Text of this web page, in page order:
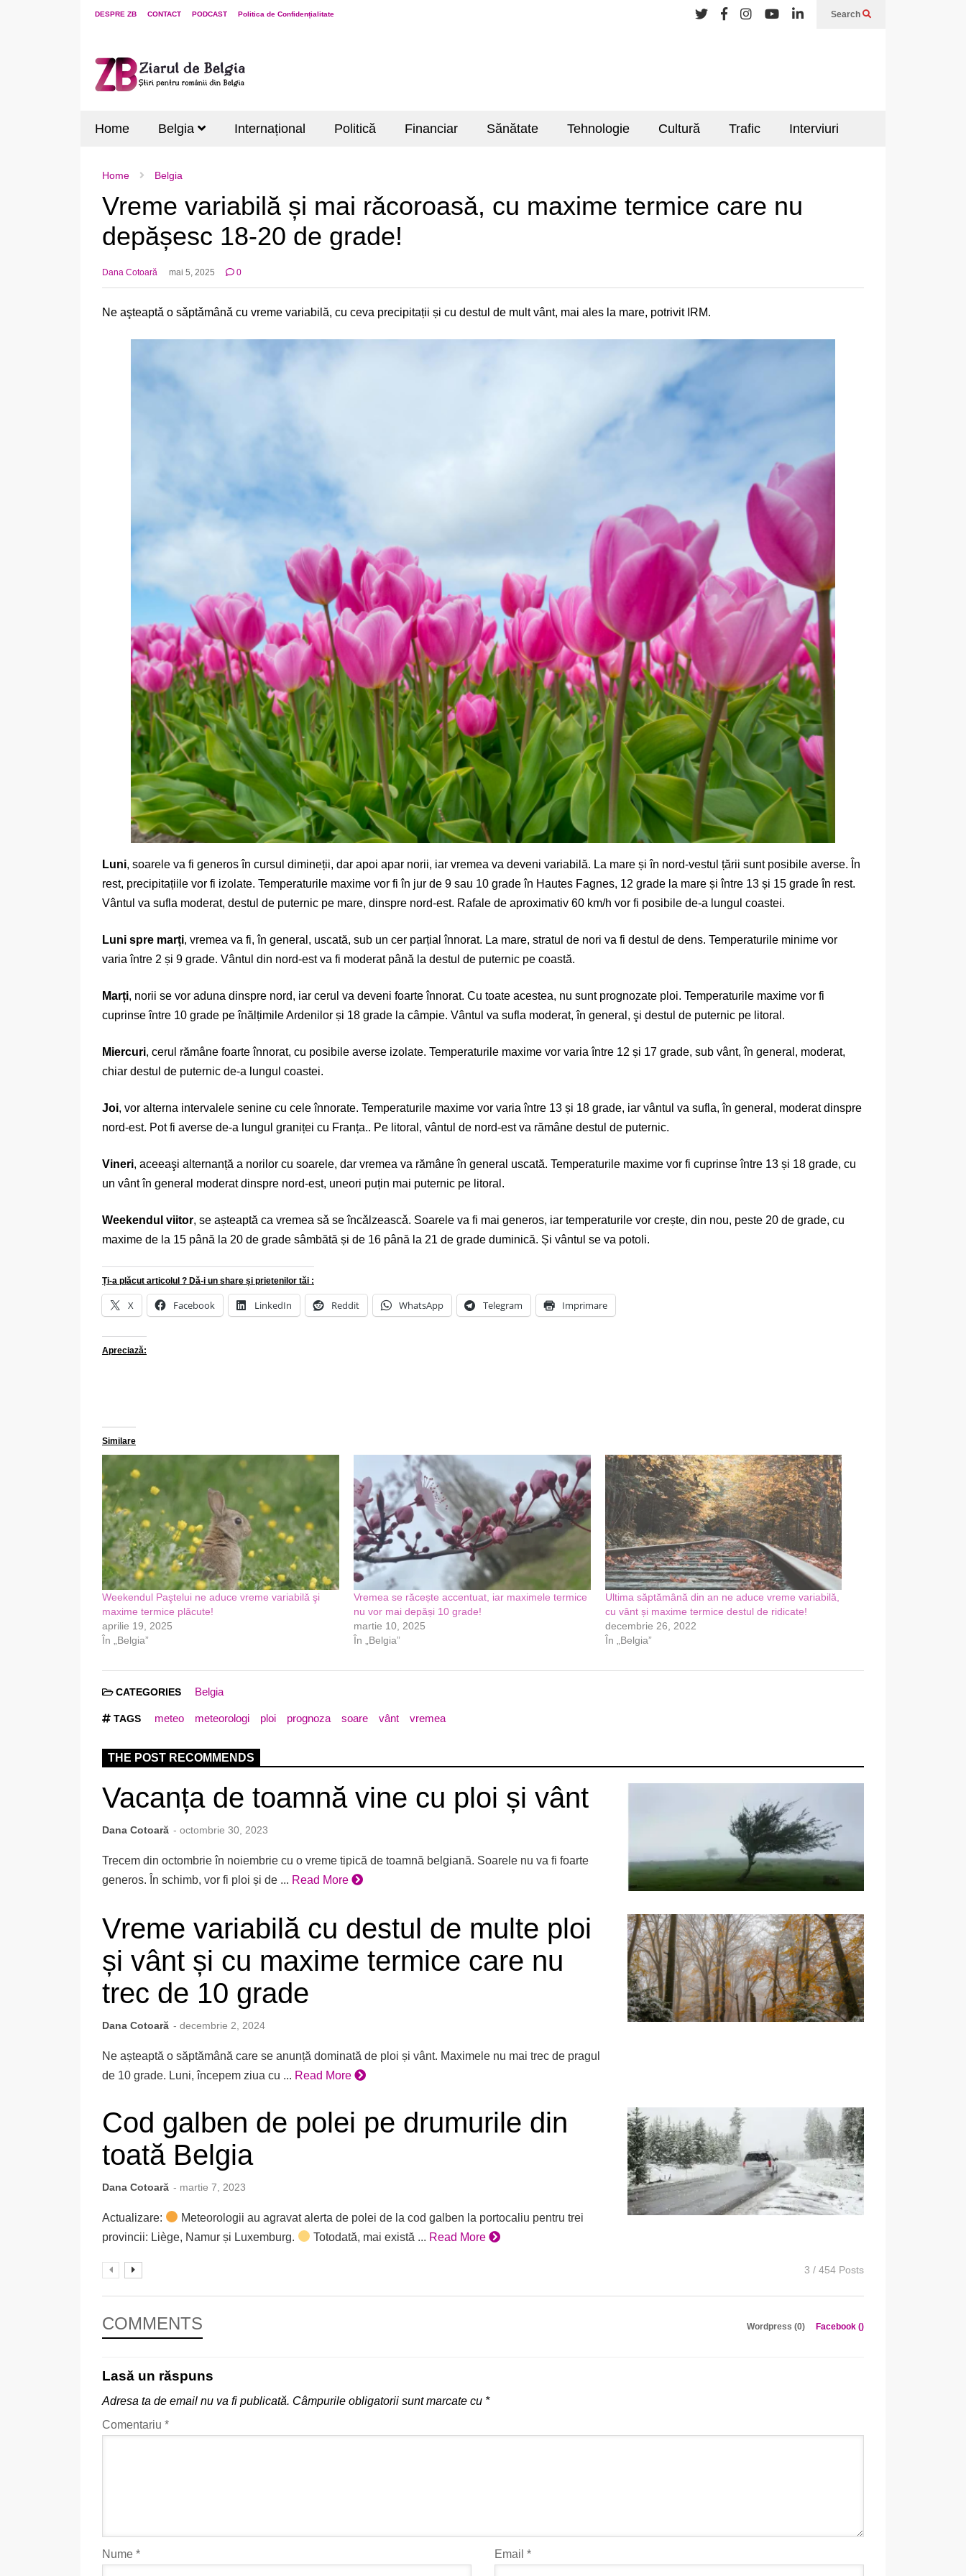
DESPRE ZB CONTACT PODCAST Politica de Confidențialitate Search
Home Belgia Internațional Politică Financiar Sănătate Tehnologie Cultură Trafic Interviuri
Home Belgia
Vreme variabilă și mai rǎcoroasǎ, cu maxime termice care nu
depășesc 18-20 de grade!
Dana Cotoară mai 5, 2025 0
Ne aşteaptǎ o sǎptǎmânǎ cu vreme variabilă, cu ceva precipitații și cu destul de mult vânt, mai ales la mare, potrivit IRM.
Luni, soarele va fi generos în cursul dimineții, dar apoi apar norii, iar vremea va deveni variabilă. La mare și în nord-vestul țării sunt posibile averse. În
rest, precipitațiile vor fi izolate. Temperaturile maxime vor fi în jur de 9 sau 10 grade în Hautes Fagnes, 12 grade la mare și între 13 și 15 grade în rest.
Vântul va sufla moderat, destul de puternic pe mare, dinspre nord-est. Rafale de aproximativ 60 km/h vor fi posibile de-a lungul coastei.
Luni spre marți, vremea va fi, în general, uscată, sub un cer parțial înnorat. La mare, stratul de nori va fi destul de dens. Temperaturile minime vor
varia între 2 și 9 grade. Vântul din nord-est va fi moderat până la destul de puternic pe coastă.
Marți, norii se vor aduna dinspre nord, iar cerul va deveni foarte înnorat. Cu toate acestea, nu sunt prognozate ploi. Temperaturile maxime vor fi
cuprinse între 10 grade pe înălțimile Ardenilor și 18 grade la câmpie. Vântul va sufla moderat, în general, şi destul de puternic pe litoral.
Miercuri, cerul rămâne foarte înnorat, cu posibile averse izolate. Temperaturile maxime vor varia între 12 și 17 grade, sub vânt, în general, moderat,
chiar destul de puternic de-a lungul coastei.
Joi, vor alterna intervalele senine cu cele înnorate. Temperaturile maxime vor varia între 13 și 18 grade, iar vântul va sufla, în general, moderat dinspre
nord-est. Pot fi averse de-a lungul graniței cu Franța.. Pe litoral, vântul de nord-est va rămâne destul de puternic.
Vineri, aceeaşi alternanță a norilor cu soarele, dar vremea va rămâne în general uscată. Temperaturile maxime vor fi cuprinse între 13 și 18 grade, cu
un vânt în general moderat dinspre nord-est, uneori puțin mai puternic pe litoral.
Weekendul viitor, se așteaptă ca vremea sǎ se încǎlzeascǎ. Soarele va fi mai generos, iar temperaturile vor crește, din nou, peste 20 de grade, cu
maxime de la 15 până la 20 de grade sâmbătă și de 16 până la 21 de grade duminică. Și vântul se va potoli.
Ți-a plăcut articolul ? Dă-i un share și prietenilor tăi :
X Facebook LinkedIn Reddit WhatsApp Telegram Imprimare
Apreciază:
Similare
Weekendul Paştelui ne aduce vreme variabilǎ şi
maxime termice plǎcute!
aprilie 19, 2025
În „Belgia”
Vremea se răcește accentuat, iar maximele termice
nu vor mai depăși 10 grade!
martie 10, 2025
În „Belgia”
Ultima săptămână din an ne aduce vreme variabilă,
cu vânt și maxime termice destul de ridicate!
decembrie 26, 2022
În „Belgia”
CATEGORIES Belgia
TAGS meteo meteorologi ploi prognoza soare vânt vremea
THE POST RECOMMENDS
Vacanța de toamnă vine cu ploi și vânt
Dana Cotoară - octombrie 30, 2023
Trecem din octombrie în noiembrie cu o vreme tipică de toamnă belgiană. Soarele nu va fi foarte
generos. În schimb, vor fi ploi și de ... Read More
Vreme variabilă cu destul de multe ploi
și vânt și cu maxime termice care nu
trec de 10 grade
Dana Cotoară - decembrie 2, 2024
Ne așteaptă o săptămână care se anunță dominată de ploi și vânt. Maximele nu mai trec de pragul
de 10 grade. Luni, începem ziua cu ... Read More
Cod galben de polei pe drumurile din
toată Belgia
Dana Cotoară - martie 7, 2023
Actualizare:
Meteorologii au agravat alerta de polei de la cod galben la portocaliu pentru trei
provincii: Liège, Namur și Luxemburg.
Totodată, mai există ... Read More
3 / 454 Posts
COMMENTS Wordpress (0) Facebook ()
Lasă un răspuns
Adresa ta de email nu va fi publicată. Câmpurile obligatorii sunt marcate cu *
Comentariu *
Nume * Email *